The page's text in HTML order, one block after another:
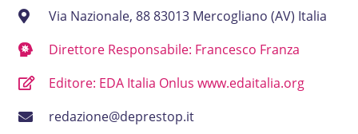
Via Nazionale, 88 83013 Mercogliano (AV) Italia
Direttore Responsabile: Francesco Franza
Editore: EDA Italia Onlus www.edaitalia.org
redazione@deprestop.it